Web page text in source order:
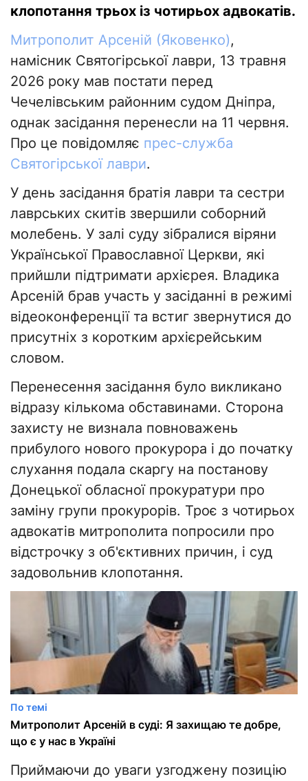
клопотання трьох із чотирьох адвокатів.
Митрополит Арсеній (Яковенко),
намісник Святогірської лаври, 13 травня
2026 року мав постати перед
Чечелівським районним судом Дніпра,
однак засідання перенесли на 11 червня.
Про це повідомляє прес-служба
Святогірської лаври.
У день засідання братія лаври та сестри
лаврських скитів звершили соборний
молебень. У залі суду зібралися віряни
Української Православної Церкви, які
прийшли підтримати архієрея. Владика
Арсеній брав участь у засіданні в режимі
відеоконференції та встиг звернутися до
присутніх з коротким архієрейським
словом.
Перенесення засідання було викликано
відразу кількома обставинами. Сторона
захисту не визнала повноважень
прибулого нового прокурора і до початку
слухання подала скаргу на постанову
Донецької обласної прокуратури про
заміну групи прокурорів. Троє з чотирьох
адвокатів митрополита попросили про
відстрочку з об'єктивних причин, і суд
задовольнив клопотання.
По темі
Митрополит Арсеній в суді: Я захищаю те добре,
що є у нас в Україні
Приймаючи до уваги узгоджену позицію